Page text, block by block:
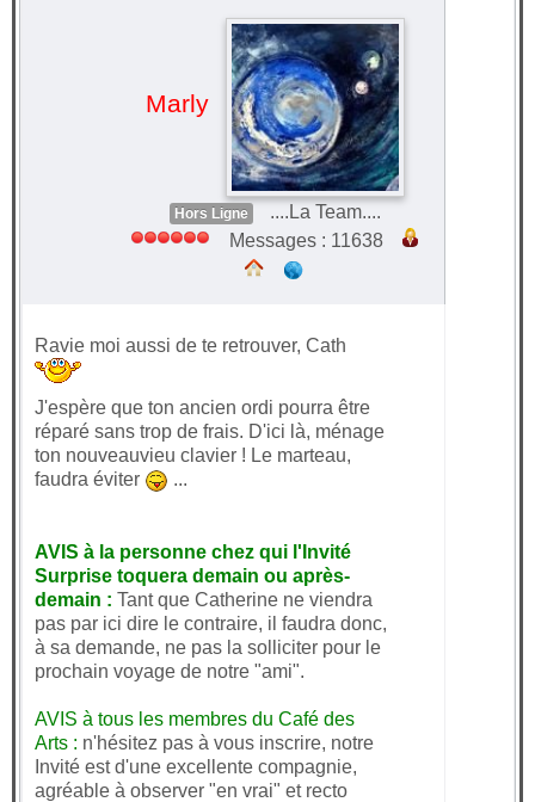
Marly
Hors Ligne
....La Team....
Messages : 11638
Ravie moi aussi de te retrouver, Cath
J'espère que ton ancien ordi pourra être
réparé sans trop de frais. D'ici là, ménage
ton nouveauvieu clavier ! Le marteau,
faudra éviter
...
AVIS à la personne chez qui l'Invité
Surprise toquera demain ou après-
demain : Tant que Catherine ne viendra
pas par ici dire le contraire, il faudra donc,
à sa demande, ne pas la solliciter pour le
prochain voyage de notre "ami".
AVIS à tous les membres du Café des
Arts : n'hésitez pas à vous inscrire, notre
Invité est d'une excellente compagnie,
agréable à observer "en vrai" et recto